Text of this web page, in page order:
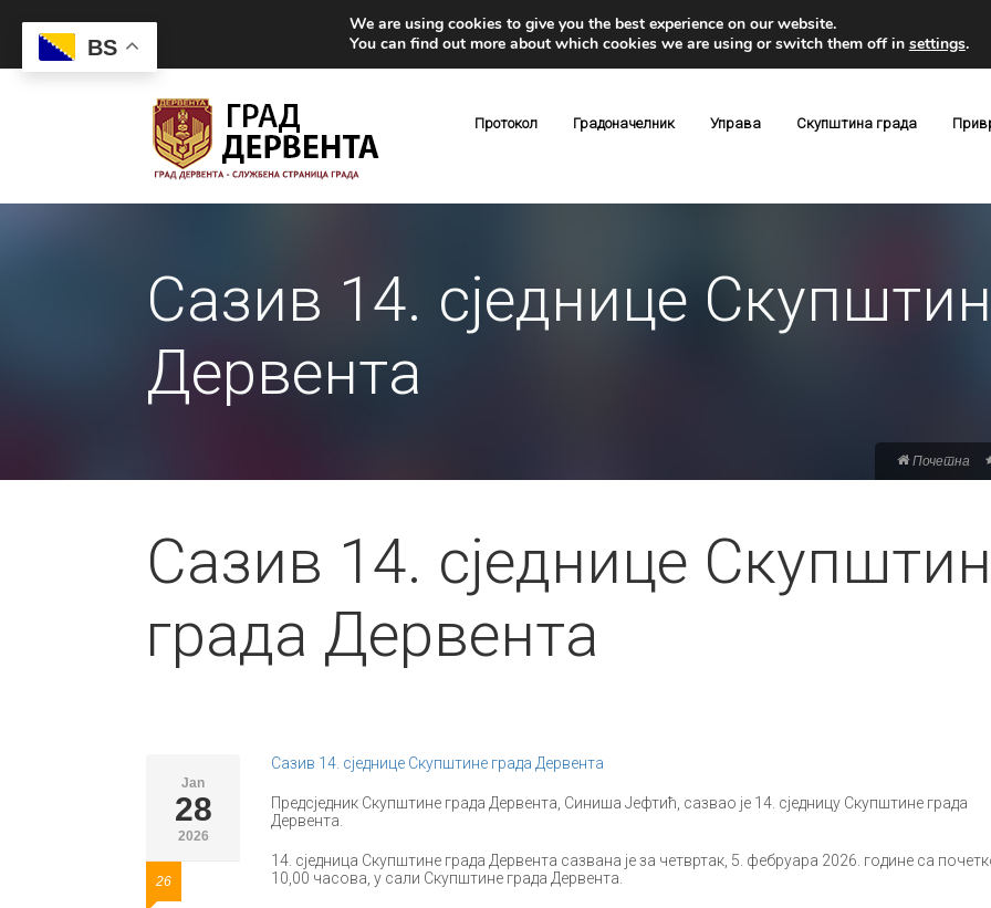
Протокол Градоначелник Управа Скупштина града
Сазив 14. сједнице
Дервента
Почетна
Сазив 14. сједнице
града Дервента
Jan
28
2026
26
Сазив 14. сједнице Скупштине града Дервента
Предсједник Скупштине града Дервента, Синиша Јефтић, сазвао је 14. сједницу Скупштине града
Дервента.
14. сједница Скупштине града Дервента сазвана је за четвртак, 5. фебруара 2026. године са
10,00 часова, у сали Скупштине града Дервента.
BS
We are using cookies to give you the best experience on our website.
You can find out more about which cookies we are using or switch them off in settings.